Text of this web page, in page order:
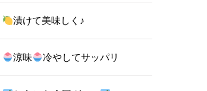
漬けて美味しく♪
涼味 冷やしてサッパリ